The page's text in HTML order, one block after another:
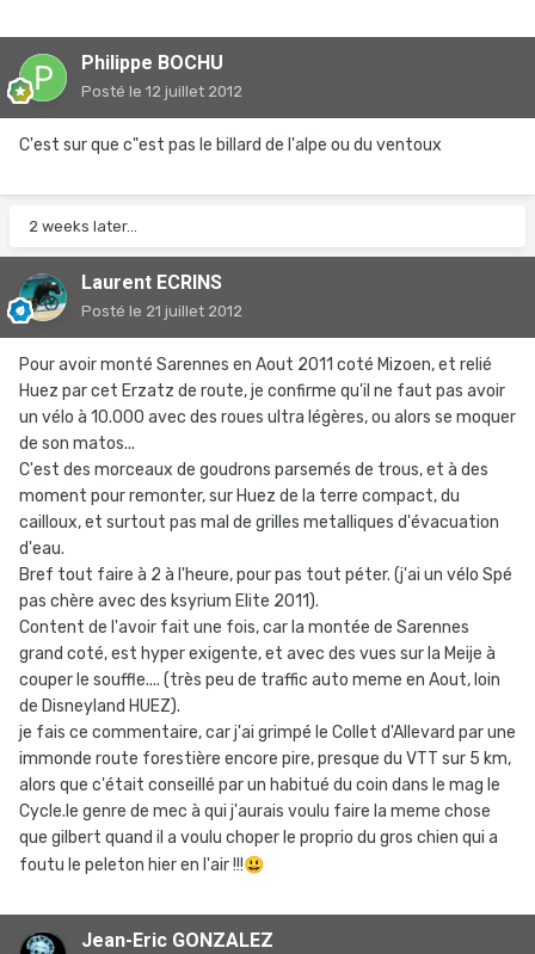
Philippe BOCHU
Posté le 12 juillet 2012
C'est sur que c"est pas le billard de l'alpe ou du ventoux
2 weeks later...
Laurent ECRINS
Posté le 21 juillet 2012
Pour avoir monté Sarennes en Aout 2011 coté Mizoen, et relié
Huez par cet Erzatz de route, je confirme qu'il ne faut pas avoir
un vélo à 10.000 avec des roues ultra légères, ou alors se moquer
de son matos...
C'est des morceaux de goudrons parsemés de trous, et à des
moment pour remonter, sur Huez de la terre compact, du
cailloux, et surtout pas mal de grilles metalliques d'évacuation
d'eau.
Bref tout faire à 2 à l'heure, pour pas tout péter. (j'ai un vélo Spé
pas chère avec des ksyrium Elite 2011).
Content de l'avoir fait une fois, car la montée de Sarennes
grand coté, est hyper exigente, et avec des vues sur la Meije à
couper le souffle.... (très peu de traffic auto meme en Aout, loin
de Disneyland HUEZ).
je fais ce commentaire, car j'ai grimpé le Collet d'Allevard par une
immonde route forestière encore pire, presque du VTT sur 5 km,
alors que c'était conseillé par un habitué du coin dans le mag le
Cycle.le genre de mec à qui j'aurais voulu faire la meme chose
que gilbert quand il a voulu choper le proprio du gros chien qui a
foutu le peleton hier en l'air !!!😃
Jean-Eric GONZALEZ